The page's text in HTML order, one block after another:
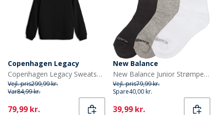
Copenhagen Legacy
Copenhagen Legacy Sweatshirt Sort til drenge
Vejl. pris299,99 kr.
Var84,99 kr.
Current
79,99 kr.
New Balance
New Balance Junior Strømper med Polstring 3-Pak Multi
Vejl. pris79,99 kr.
Spare40,00 kr.
Current
39,99 kr.